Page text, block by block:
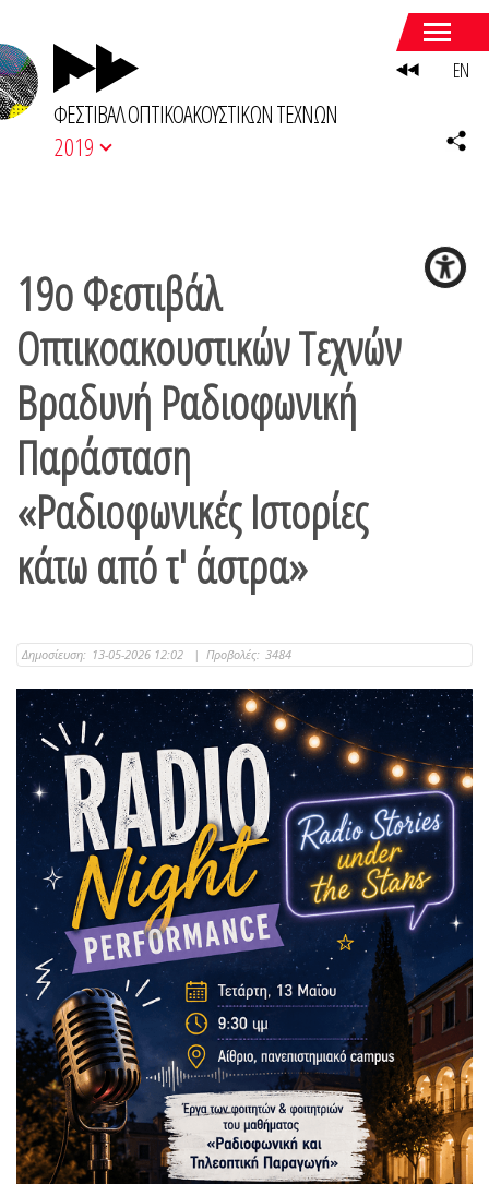
ΦΕΣΤΙΒΑΛ ΟΠΤΙΚΟΑΚΟΥΣΤΙΚΩΝ ΤΕΧΝΩΝ
2019
19ο Φεστιβάλ
Οπτικοακουστικών Τεχνών
Bραδυνή Ραδιοφωνική
Παράσταση
«Ραδιοφωνικές Ιστορίες
κάτω από τ' άστρα»
Δημοσίευση: 13-05-2026 12:02 | Προβολές: 3484
EN